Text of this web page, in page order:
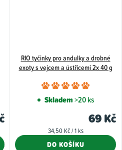
RIO tyčinky pro andulky a drobné
exoty s vejcem a ústřicemi 2x 40 g
je
5,0
Skladem>20 ks
69 Kč
Měrná
34,50 Kč / 1 ks
DO KOŠÍKU